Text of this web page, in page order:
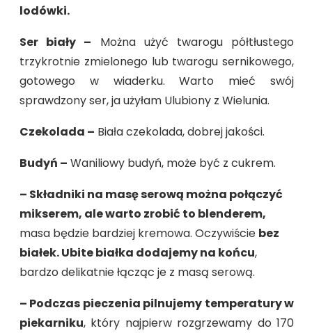
lodówki.
Ser biały – Można użyć twarogu półtłustego
trzykrotnie zmielonego lub twarogu sernikowego,
gotowego w wiaderku. Warto mieć swój
sprawdzony ser, ja użyłam Ulubiony z Wielunia.
Czekolada – Biała czekolada, dobrej jakości.
Budyń – Waniliowy budyń, może być z cukrem.
– Składniki na masę serową można połączyć
mikserem, ale warto zrobić to blenderem,
masa będzie bardziej kremowa. Oczywiście bez
białek. Ubite białka dodajemy na końcu,
bardzo delikatnie łącząc je z masą serową.
– Podczas pieczenia pilnujemy temperatury w
piekarniku, który najpierw rozgrzewamy do 170